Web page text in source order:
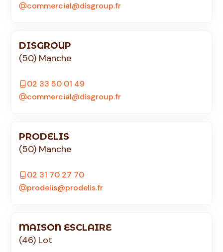
commercial@disgroup.fr
DISGROUP
(50) Manche
02 33 50 01 49
commercial@disgroup.fr
PRODELIS
(50) Manche
02 31 70 27 70
prodelis@prodelis.fr
MAISON ESCLAIRE
(46) Lot